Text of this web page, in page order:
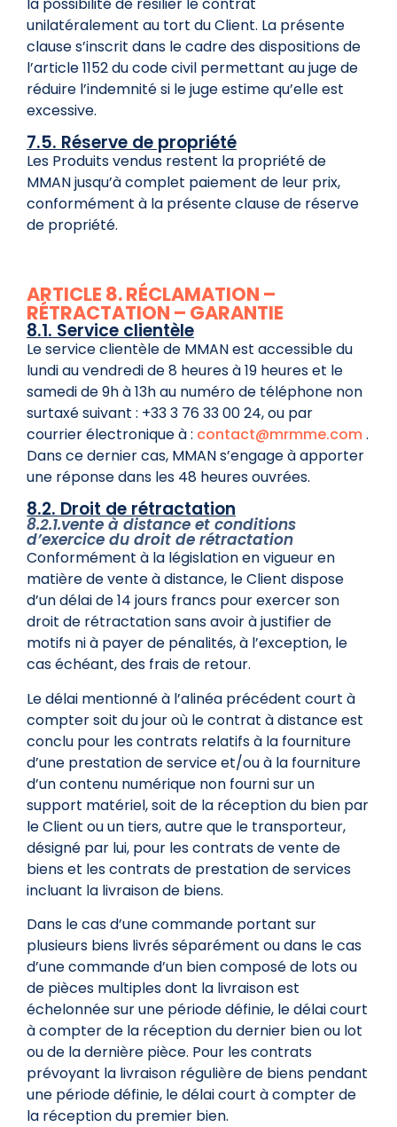
unilatéralement au tort du Client. La présente
clause s’inscrit dans le cadre des dispositions de
l’article 1152 du code civil permettant au juge de
réduire l’indemnité si le juge estime qu’elle est
excessive.
7.5. Réserve de propriété
Les Produits vendus restent la propriété de
MMAN jusqu’à complet paiement de leur prix,
conformément à la présente clause de réserve
de propriété.
ARTICLE 8. RÉCLAMATION –
RÉTRACTATION – GARANTIE
8.1. Service clientèle
Le service clientèle de MMAN est accessible du
lundi au vendredi de 8 heures à 19 heures et le
samedi de 9h à 13h au numéro de téléphone non
surtaxé suivant : +33 3 76 33 00 24, ou par
courrier électronique à : contact@mrmme.com.
Dans ce dernier cas, MMAN s’engage à apporter
une réponse dans les 48 heures ouvrées.
8.2. Droit de rétractation
8.2.1.vente à distance et conditions
d’exercice du droit de rétractation
Conformément à la législation en vigueur en
matière de vente à distance, le Client dispose
d’un délai de 14 jours francs pour exercer son
droit de rétractation sans avoir à justifier de
motifs ni à payer de pénalités, à l’exception, le
cas échéant, des frais de retour.
Le délai mentionné à l’alinéa précédent court à
compter soit du jour où le contrat à distance est
conclu pour les contrats relatifs à la fourniture
d’une prestation de service et/ou à la fourniture
d’un contenu numérique non fourni sur un
support matériel, soit de la réception du bien par
le Client ou un tiers, autre que le transporteur,
désigné par lui, pour les contrats de vente de
biens et les contrats de prestation de services
incluant la livraison de biens.
Dans le cas d’une commande portant sur
plusieurs biens livrés séparément ou dans le cas
d’une commande d’un bien composé de lots ou
de pièces multiples dont la livraison est
échelonnée sur une période définie, le délai court
à compter de la réception du dernier bien ou lot
ou de la dernière pièce. Pour les contrats
prévoyant la livraison régulière de biens pendant
une période définie, le délai court à compter de
la réception du premier bien.